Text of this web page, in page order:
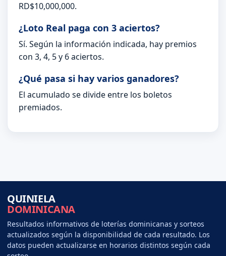
RD$10,000,000.
¿Loto Real paga con 3 aciertos?
Sí. Según la información indicada, hay premios
con 3, 4, 5 y 6 aciertos.
¿Qué pasa si hay varios ganadores?
El acumulado se divide entre los boletos
premiados.
QUINIELA
DOMINICANA
Resultados informativos de loterías dominicanas y sorteos
actualizados según la disponibilidad de cada resultado. Los
datos pueden actualizarse en horarios distintos según cada